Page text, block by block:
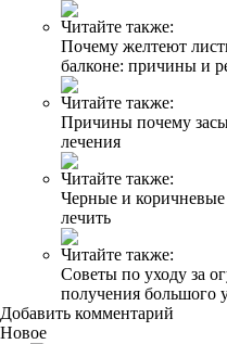
Читайте также:
Почему желтеют
балконе: причины и
Читайте также:
Причины почему
лечения
Читайте также:
Черные и коричневые
лечить
Читайте также:
Советы по уходу за
получения большого
Добавить комментарий
Новое